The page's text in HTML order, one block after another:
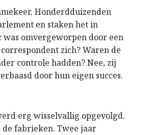
Honderdduizenden
en staken het in
omvergeworpen door een
zich? Waren de
controle hadden? Nee, zij
door hun eigen succes.
erg wisselvallig opgevolgd.
de fabrieken. Twee jaar